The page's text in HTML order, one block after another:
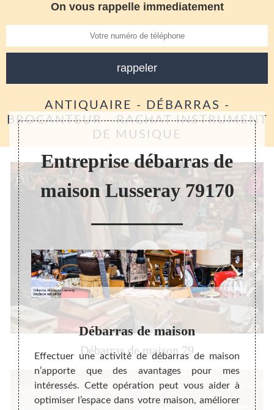
On vous rappelle immediatement
ANTIQUAIRE - DÉBARRAS -
BROCANTEUR - RACHAT INSTRUMENT
DE MUSIQUE
Débarras de maison 79
Entreprise débarras de
maison Lusseray 79170
de
plus
joue
Débarras de maison
Effectuer une activité de débarras de maison
n’apporte que des avantages pour mes
intéressés. Cette opération peut vous aider à
optimiser l’espace dans votre maison, améliorer
une